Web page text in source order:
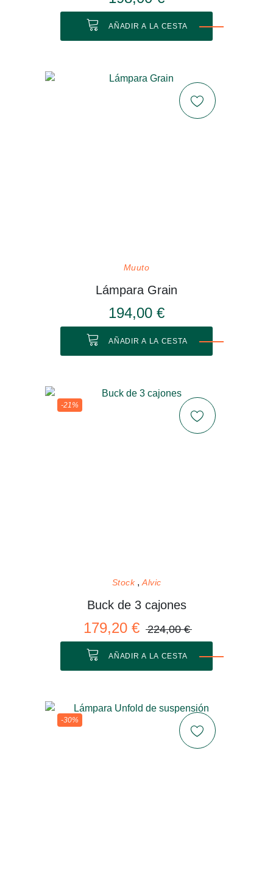
AÑADIR A LA CESTA
Muuto
Lámpara Grain
194,00 €
AÑADIR A LA CESTA
-21%
Stock Alvic
Buck de 3 cajones
179,20 € 224,00 €
AÑADIR A LA CESTA
-30%